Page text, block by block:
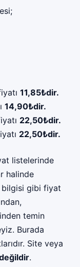
11,85₺dir.
14,90₺dir.
22,50₺dir.
22,50₺dir.
listelerinde
halinde
bilgisi gibi fiyat
temin
Burada
Site veya
.